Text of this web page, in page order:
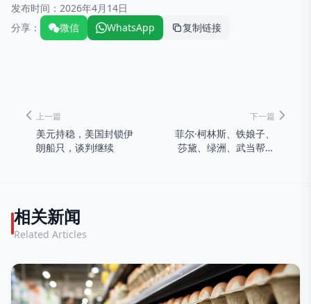
发布时间： 2026年4月14日
分享：
微信 WhatsApp 复制链接
上一篇
美元持稳，美国封锁伊
朗船只，谈判继续
下一篇
菲尔·柯林斯、铁娘子、
莎黛、绿洲、武当帮和
相关新闻
Related Articles